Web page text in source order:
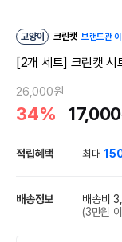
고양이 크린캣 브랜드관
[2개 세트] 크린캣 시
26,000원
34% 17,000
적립혜택 최대
배송정보 배송비
(3만원